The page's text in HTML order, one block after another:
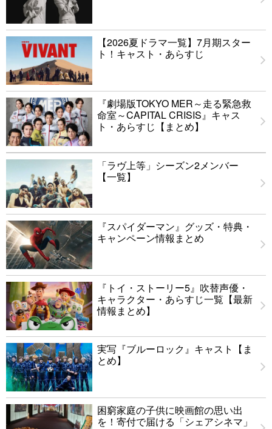
【2026夏ドラマ一覧】7月期スター
ト！キャスト・あらすじ
『劇場版TOKYO MER～走る緊急救
命室～CAPITAL CRISIS』キャス
ト・あらすじ【まとめ】
「ラヴ上等」シーズン2メンバー
【一覧】
『スパイダーマン』グッズ・特典・
キャンペーン情報まとめ
『トイ・ストーリー5』吹替声優・
キャラクター・あらすじ一覧【最新
情報まとめ】
実写『ブルーロック』キャスト【ま
とめ】
困窮家庭の子供に映画館の思い出
を！寄付で届ける「シェアシネマ」